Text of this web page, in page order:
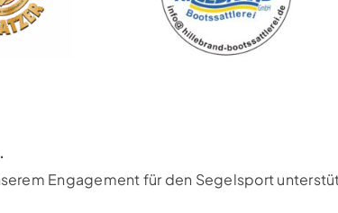
Engagement für den Segelsport